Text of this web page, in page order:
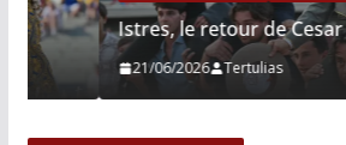
Istres, le retour de Cesar
21/06/2026 Tertulias